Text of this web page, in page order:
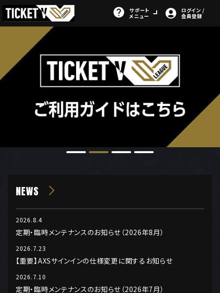
サポート
メニュー
ログイン /
会員登録
NEWS
2026.8.4
定期・臨時メンテナンスのお知らせ（2026年8月）
2026.7.23
【重要】AXSサインインの仕様変更に関するお知らせ
2026.7.10
定期・臨時メンテナンスのお知らせ（2026年7月）